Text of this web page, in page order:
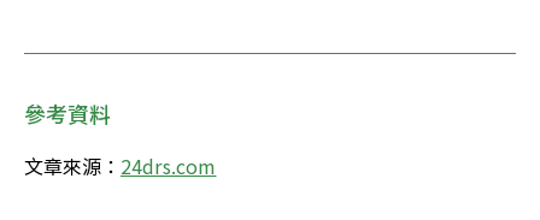
參考資料
文章來源： 24drs.com